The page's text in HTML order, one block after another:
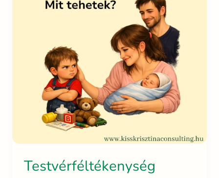
Testvérféltékenység